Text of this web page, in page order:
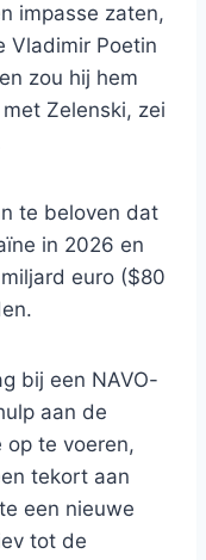
impasse zaten,
Vladimir Poetin
zou hij hem
Zelenski, zei
te beloven dat
in 2026 en
euro ($80
bij een NAVO-
aan de
op te voeren,
tekort aan
een nieuwe
tot de